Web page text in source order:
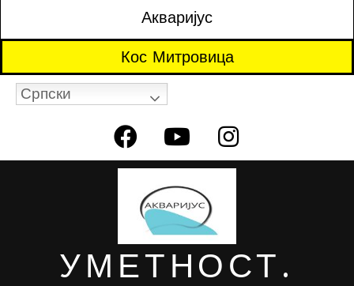
Акваријус
Кос Митровица
Српски
УМЕТНОСТ.